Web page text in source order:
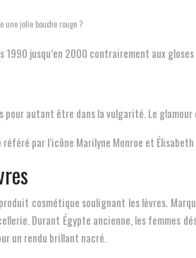
une jolie bouche rouge ?
1990 jusqu’en 2000 contrairement aux
pour autant être dans la vulgarité. Le
par l’icône Marilyne Monroe et Élisabeth
cosmétique soulignant les lèvres.
Durant Égypte ancienne, les femmes
un rendu brillant nacré.